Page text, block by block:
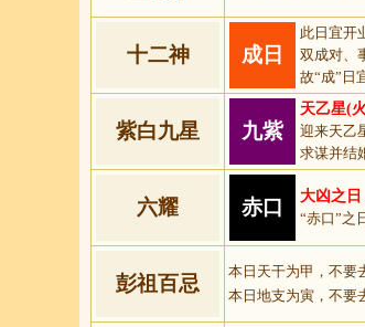
十二神 成日
此日宜开
双成对、
故“成”日
紫白九星 九紫
天乙星(
迎来天乙
求谋并结
六耀 赤口
大凶之
“赤口”之
彭祖百忌
本日天干为甲，不要
本日地支为寅，不要